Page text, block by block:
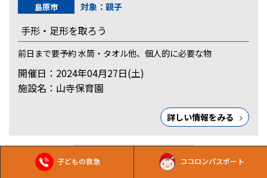
子どもの救急 ココロンパスポート
島原市 対象：親子
手形・足形を取ろう
前日まで要予約 水筒・タオル他、個人的に必要な物
開催日：2024年04月27日(土)
施設名：山寺保育園
詳しい情報をみる